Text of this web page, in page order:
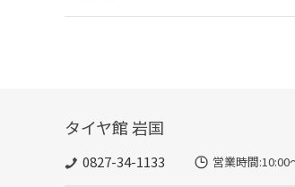
タイヤ館 岩国
0827-34-1133 営業時間:10:00